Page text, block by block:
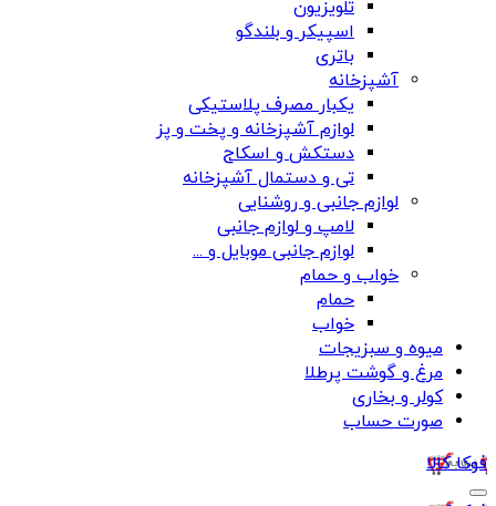
تلویزیون
اسپیکر و بلندگو
باتری
آشپزخانه
یکبار مصرف پلاستیکی
لوازم آشپزخانه و پخت و پز
دستکش و اسکاج
تی و دستمال آشپزخانه
لوازم جانبی و روشنایی
لامپ و لوازم جانبی
لوازم جانبی موبایل و ...
خواب و حمام
حمام
خواب
میوه و سبزیجات
مرغ و گوشت پرطلا
کولر و بخاری
صورت حساب
فوکا کالا